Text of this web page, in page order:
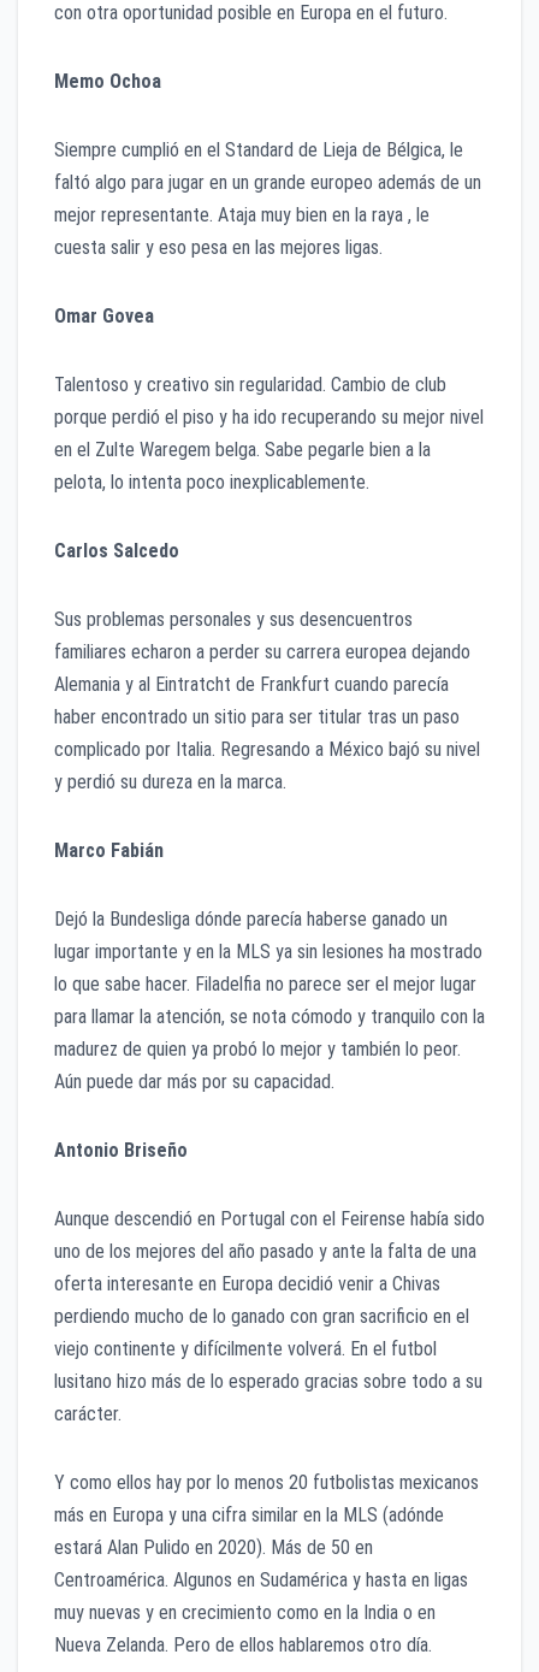
con otra oportunidad posible en Europa en el futuro.
Memo Ochoa
Siempre cumplió en el Standard de Lieja de Bélgica, le
faltó algo para jugar en un grande europeo además de un
mejor representante. Ataja muy bien en la raya , le
cuesta salir y eso pesa en las mejores ligas.
Omar Govea
Talentoso y creativo sin regularidad. Cambio de club
porque perdió el piso y ha ido recuperando su mejor nivel
en el Zulte Waregem belga. Sabe pegarle bien a la
pelota, lo intenta poco inexplicablemente.
Carlos Salcedo
Sus problemas personales y sus desencuentros
familiares echaron a perder su carrera europea dejando
Alemania y al Eintratcht de Frankfurt cuando parecía
haber encontrado un sitio para ser titular tras un paso
complicado por Italia. Regresando a México bajó su nivel
y perdió su dureza en la marca.
Marco Fabián
Dejó la Bundesliga dónde parecía haberse ganado un
lugar importante y en la MLS ya sin lesiones ha mostrado
lo que sabe hacer. Filadelfia no parece ser el mejor lugar
para llamar la atención, se nota cómodo y tranquilo con la
madurez de quien ya probó lo mejor y también lo peor.
Aún puede dar más por su capacidad.
Antonio Briseño
Aunque descendió en Portugal con el Feirense había sido
uno de los mejores del año pasado y ante la falta de una
oferta interesante en Europa decidió venir a Chivas
perdiendo mucho de lo ganado con gran sacrificio en el
viejo continente y difícilmente volverá. En el futbol
lusitano hizo más de lo esperado gracias sobre todo a su
carácter.
Y como ellos hay por lo menos 20 futbolistas mexicanos
más en Europa y una cifra similar en la MLS (adónde
estará Alan Pulido en 2020). Más de 50 en
Centroamérica. Algunos en Sudamérica y hasta en ligas
muy nuevas y en crecimiento como en la India o en
Nueva Zelanda. Pero de ellos hablaremos otro día.